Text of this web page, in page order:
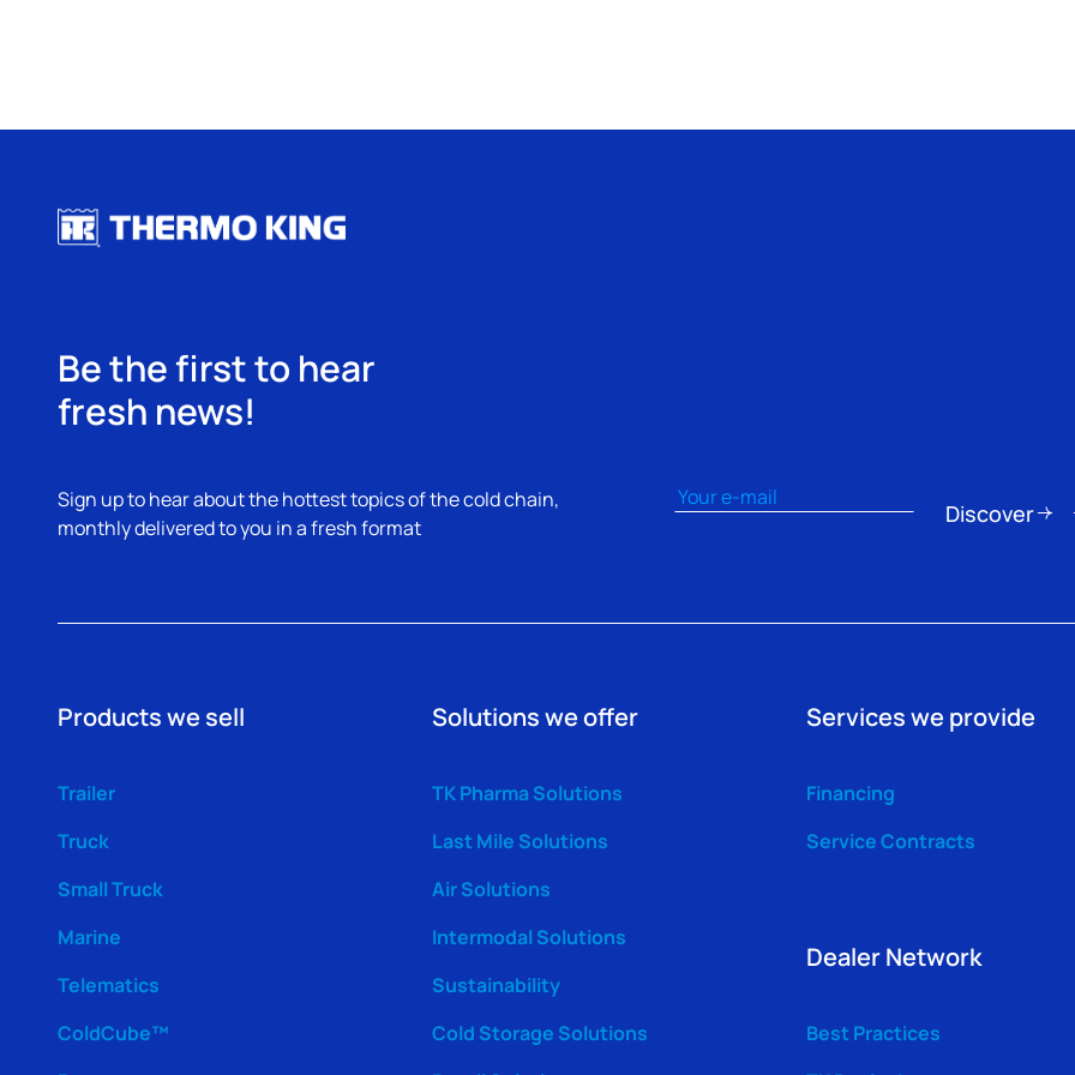
Be the first to hear
fresh news!
Sign up to hear about the hottest topics of the cold chain,
monthly delivered to you in a fresh format
Email(Nécessaire)
Discover
Products we sell
Trailer
Truck
Small Truck
Marine
Telematics
ColdCube™
Solutions we offer
TK Pharma Solutions
Last Mile Solutions
Air Solutions
Intermodal Solutions
Sustainability
Cold Storage Solutions
Services we provide
Financing
Service Contracts
Dealer Network
Best Practices